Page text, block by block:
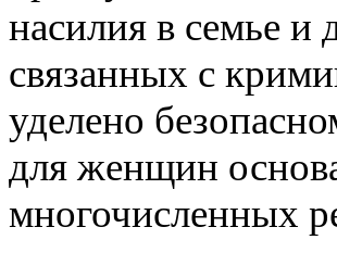
насилия в семье и
связанных с
уделено
для женщин
многочисленных